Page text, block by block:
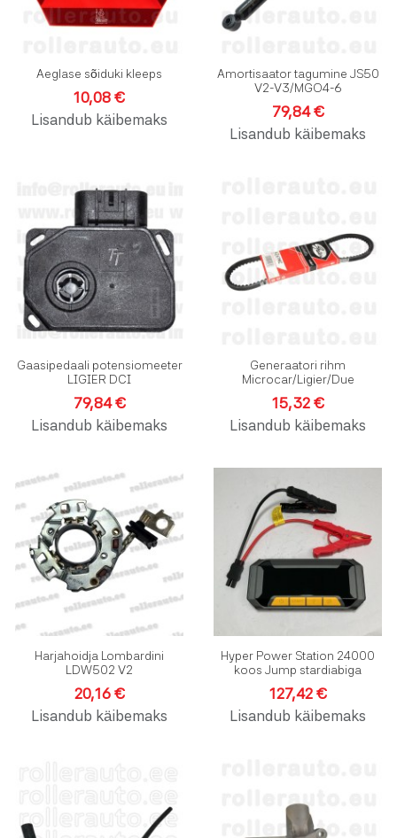
Aeglase sõiduki kleeps
10,08 €
Lisandub käibemaks
Amortisaator tagumine JS50
V2-V3/MGO4-6
79,84 €
Lisandub käibemaks
Kiirvaade
Gaasipedaali potensiomeeter
LIGIER DCI
79,84 €
Lisandub käibemaks
Generaatori rihm
Microcar/Ligier/Due
15,32 €
Lisandub käibemaks
Lisa soovinimekirja
Lisa võrdlusesse
Kiirvaade
Harjahoidja Lombardini
LDW502 V2
20,16 €
Lisandub käibemaks
Hyper Power Station 24000
koos Jump stardiabiga
127,42 €
Lisandub käibemaks
Lisa võrdlusesse